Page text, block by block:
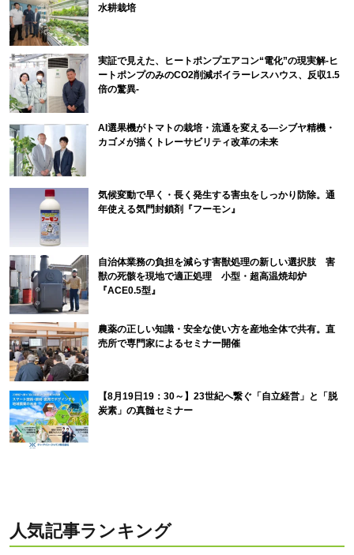
水耕栽培
実証で見えた、ヒートポンプエアコン“電化”の現実解-ヒ
ートポンプのみのCO2削減ボイラーレスハウス、反収1.5
倍の驚異-
AI選果機がトマトの栽培・流通を変える―シブヤ精機・
カゴメが描くトレーサビリティ改革の未来
気候変動で早く・長く発生する害虫をしっかり防除。通
年使える気門封鎖剤『フーモン』
自治体業務の負担を減らす害獣処理の新しい選択肢 害
獣の死骸を現地で適正処理 小型・超高温焼却炉
『ACE0.5型』
農薬の正しい知識・安全な使い方を産地全体で共有。直
売所で専門家によるセミナー開催
【8月19日19：30～】23世紀へ繋ぐ「自立経営」と「脱
炭素」の真髄セミナー
人気記事ランキング